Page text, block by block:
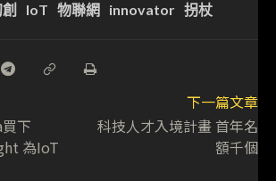
IoT 物聯網 innovator 拐杖
下
為IoT
下一篇文章
科技人才入境計畫 首年名
額千個